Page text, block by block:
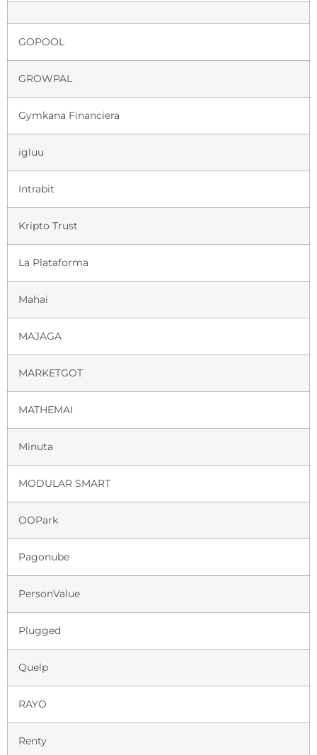
GOPOOL
GROWPAL
Gymkana Financiera
igluu
Intrabit
Kripto Trust
La Plataforma
Mahai
MAJAGA
MARKETGOT
MATHEMAI
Minuta
MODULAR SMART
OOPark
Pagonube
PersonValue
Plugged
Quelp
RAYO
Renty